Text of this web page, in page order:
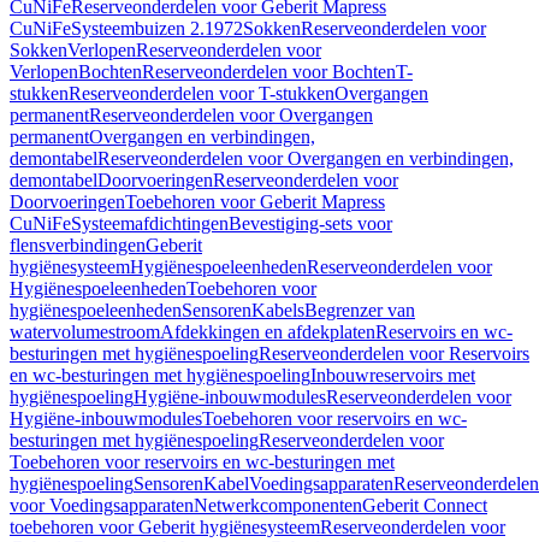
CuNiFeReserveonderdelen voor Geberit Mapress
CuNiFeSysteembuizen 2.1972SokkenReserveonderdelen voor
SokkenVerlopenReserveonderdelen voor
VerlopenBochtenReserveonderdelen voor BochtenT-
stukkenReserveonderdelen voor T-stukkenOvergangen
permanentReserveonderdelen voor Overgangen
permanentOvergangen en verbindingen,
demontabelReserveonderdelen voor Overgangen en verbindingen,
demontabelDoorvoeringenReserveonderdelen voor
DoorvoeringenToebehoren voor Geberit Mapress
CuNiFeSysteemafdichtingenBevestiging-sets voor
flensverbindingenGeberit
hygiënesysteemHygiënespoeleenhedenReserveonderdelen voor
HygiënespoeleenhedenToebehoren voor
hygiënespoeleenhedenSensorenKabelsBegrenzer van
watervolumestroomAfdekkingen en afdekplatenReservoirs en wc-
besturingen met hygiënespoelingReserveonderdelen voor Reservoirs
en wc-besturingen met hygiënespoelingInbouwreservoirs met
hygiënespoelingHygiëne-inbouwmodulesReserveonderdelen voor
Hygiëne-inbouwmodulesToebehoren voor reservoirs en wc-
besturingen met hygiënespoelingReserveonderdelen voor
Toebehoren voor reservoirs en wc-besturingen met
hygiënespoelingSensorenKabelVoedingsapparatenReserveonderdelen
voor VoedingsapparatenNetwerkcomponentenGeberit Connect
toebehoren voor Geberit hygiënesysteemReserveonderdelen voor